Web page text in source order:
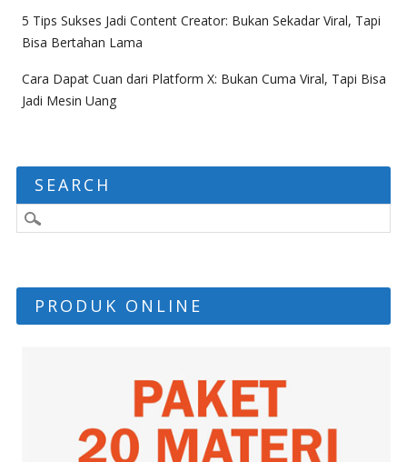
5 Tips Sukses Jadi Content Creator: Bukan Sekadar Viral, Tapi
Bisa Bertahan Lama
Cara Dapat Cuan dari Platform X: Bukan Cuma Viral, Tapi Bisa
Jadi Mesin Uang
SEARCH
PRODUK ONLINE